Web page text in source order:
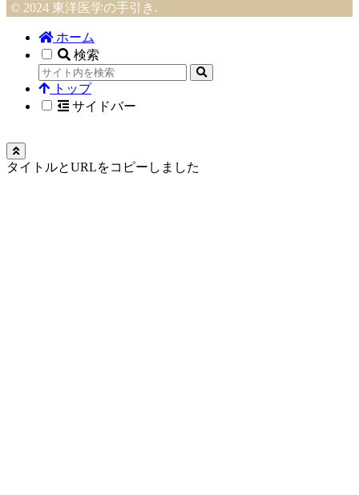
© 2024 東洋医学の手引き.
ホーム
検索
トップ
サイドバー
タイトルとURLをコピーしました